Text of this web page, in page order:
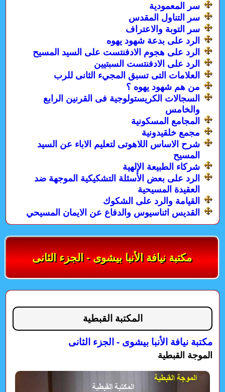
سر المعمودية
سر التناول المقدس
سر التوبة والاعتراف
الرد على بدعة شهود يهوه
الرد على هجوم الادفنتست على السيد المسيح
الرد على الادفنتست السبتيين
العلامات التى تسبق المجيء الثانى للرب
من هم شهود يهوه ؟
السجالات الكريستولوجية فى القرنين الرابع
والخامس
المجامع المسكونية
مجمع خلقيدونية
شرح الاساس اللاهوتى لتعليم الاباء عن السيد
المسيح
شركاء الطبيعة الإلهية
الرد على بعض الأسئلة التشكيكية الموجهة ضد
العقيدة المسيحية
القيامة والرد على الشكوك
القديس اثناسيوس والدفاع عن الايمان المسيحي
مكتبة نيافة الأنبا بيشوى - الجزء الثانى
المكتبة القبطية
مكتبة نيافة الأنبا بيشوى - الجزء الثانى
الموجة القبطية